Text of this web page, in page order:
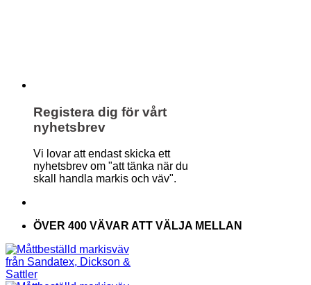
Registera dig för vårt
nyhetsbrev
Vi lovar att endast skicka ett
nyhetsbrev om "att tänka när du
skall handla markis och väv".
ÖVER 400 VÄVAR ATT VÄLJA MELLAN